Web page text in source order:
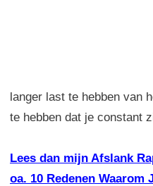
langer last te hebben van
te hebben dat je constant
Lees dan mijn Afslank
oa. 10 Redenen Waarom